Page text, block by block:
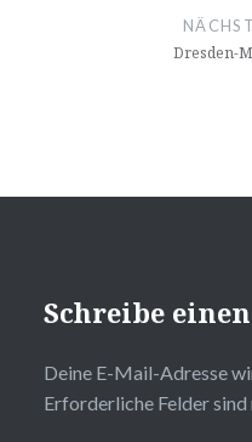
Dresden-
Schreibe
Deine E-Mail-Adresse
Erforderliche Felder